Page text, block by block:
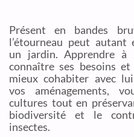
Présent en bandes
l’étourneau peut autant
un jardin. Apprendre à
connaître ses besoins
mieux cohabiter avec
vos aménagements,
cultures tout en
biodiversité et le
insectes.